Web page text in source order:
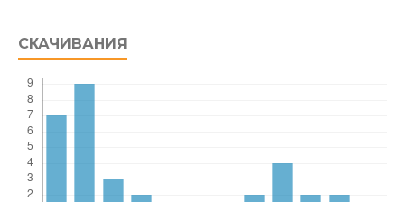
СКАЧИВАНИЯ